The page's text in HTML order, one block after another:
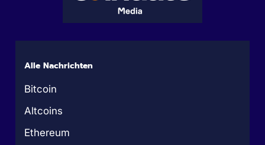
Alle Nachrichten
Bitcoin
Altcoins
Ethereum